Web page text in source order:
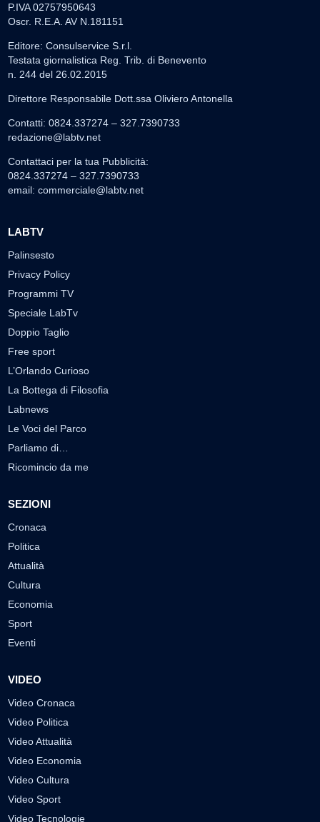
P.IVA 02757950643
Oscr. R.E.A. AV N.181151
Editore: Consulservice S.r.l.
Testata giornalistica Reg. Trib. di Benevento
n. 244 del 26.02.2015
Direttore Responsabile Dott.ssa Oliviero Antonella
Contatti: 0824.337274 – 327.7390733
redazione@labtv.net
Contattaci per la tua Pubblicità:
0824.337274 – 327.7390733
email: commerciale@labtv.net
LABTV
Palinsesto
Privacy Policy
Programmi TV
Speciale LabTv
Doppio Taglio
Free sport
L’Orlando Curioso
La Bottega di Filosofia
Labnews
Le Voci del Parco
Parliamo di…
Ricomincio da me
SEZIONI
Cronaca
Politica
Attualità
Cultura
Economia
Sport
Eventi
VIDEO
Video Cronaca
Video Politica
Video Attualità
Video Economia
Video Cultura
Video Sport
Video Tecnologie